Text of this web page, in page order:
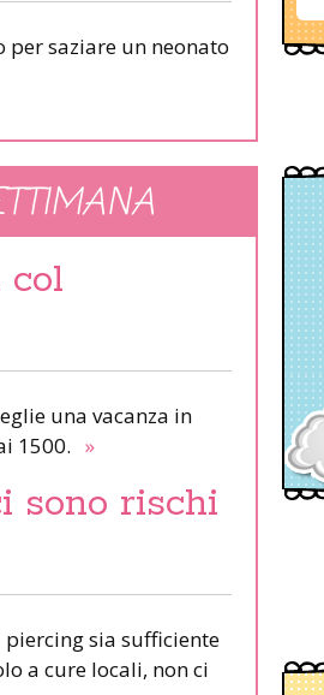
saziare un neonato
col
una vacanza in
1500. »
sono rischi
sia sufficiente
a cure locali, non ci